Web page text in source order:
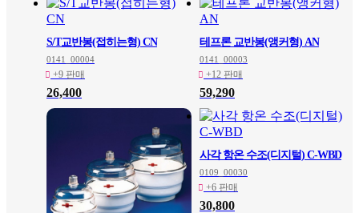
S/T교반봉(접히는형) CN
0141_00004
+9 판매
26,400
테프론 교반봉(앵커형) AN
0141_00003
+12 판매
59,290
사각 항온 수조(디지털) C-WBD
0109_00030
+6 판매
30,800